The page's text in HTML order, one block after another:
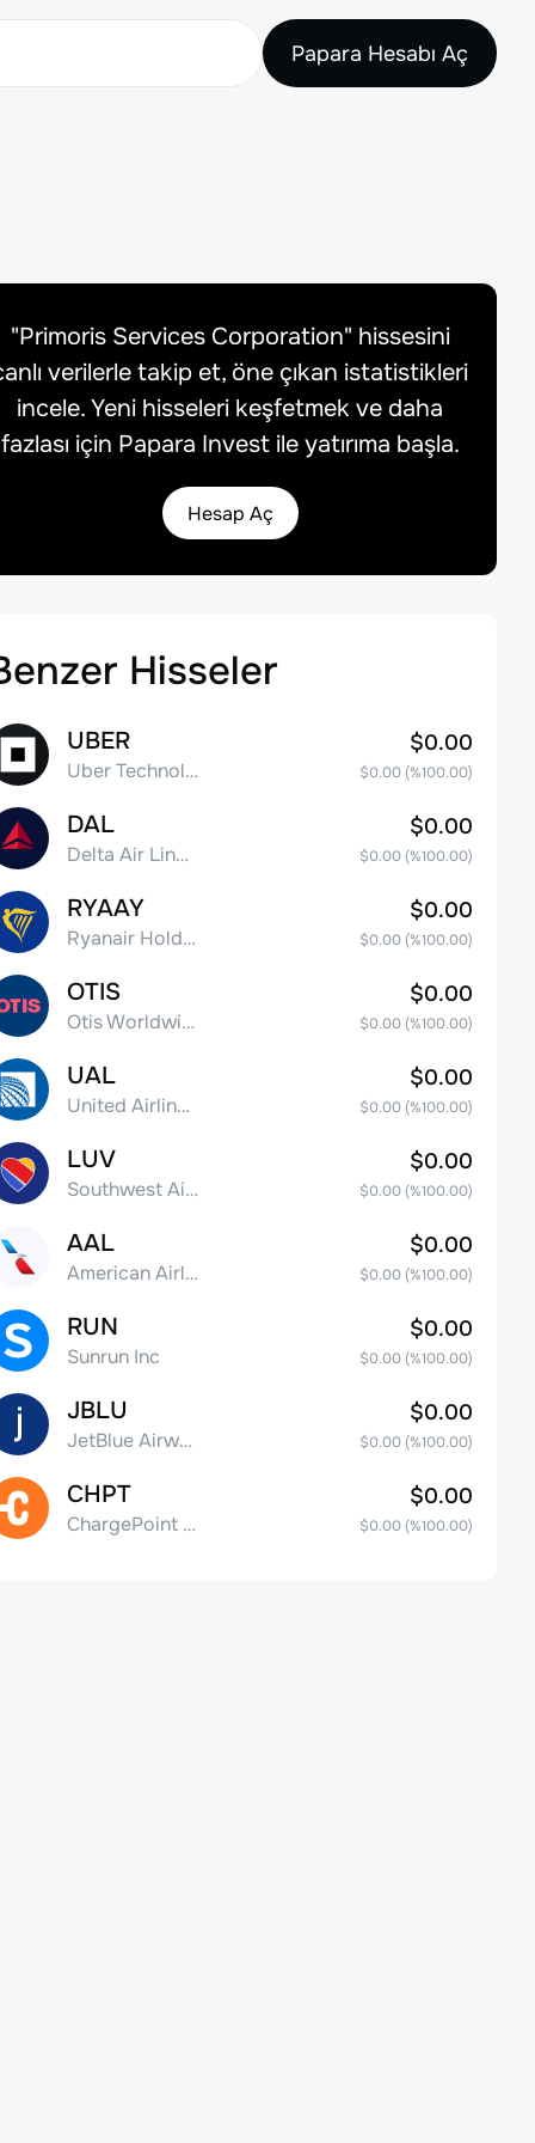
Papara Hesabı Aç
"Primoris Services Corporation" hissesini
verilerle takip et, öne çıkan istatistikleri
incele. Yeni hisseleri keşfetmek ve daha
fazlası için Papara Invest ile yatırıma başla.
Hesap Aç
Hisseler
UBER
Uber Technologies, Inc.
$0.00
$0.00(%100.00)
DAL
Delta Air Lines, Inc.
$0.00
$0.00(%100.00)
RYAAY
Ryanair Holdings plc American Depositary Shares
$0.00
$0.00(%100.00)
OTIS
Otis Worldwide Corporation
$0.00
$0.00(%100.00)
UAL
United Airlines Holdings, Inc. Common Stock
$0.00
$0.00(%100.00)
LUV
Southwest Airlines Co.
$0.00
$0.00(%100.00)
AAL
American Airlines Group Inc.
$0.00
$0.00(%100.00)
RUN
Sunrun Inc
$0.00
$0.00(%100.00)
JBLU
JetBlue Airways Corp
$0.00
$0.00(%100.00)
CHPT
ChargePoint Holdings, Inc.
$0.00
$0.00(%100.00)